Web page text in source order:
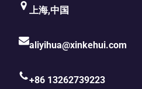
上海,中国
aliyihua@xinkehui.com
+86 13262739223